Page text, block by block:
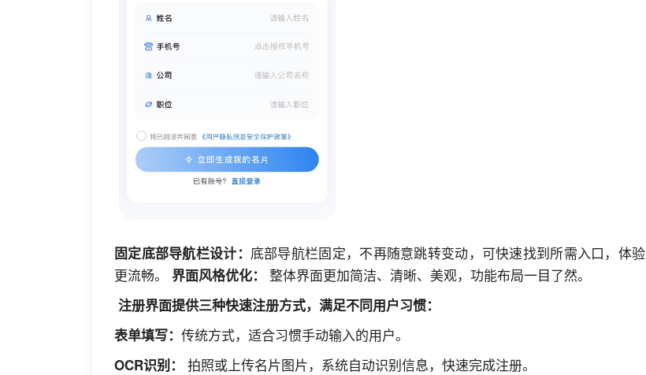
固定底部导航栏设计： 底部导航栏固定，不再随意跳转变动，可快速找到所需入口，体验
更流畅。 界面风格优化： 整体界面更加简洁、清晰、美观，功能布局一目了然。
注册界面提供三种快速注册方式，满足不同用户习惯：
表单填写： 传统方式，适合习惯手动输入的用户。
OCR识别： 拍照或上传名片图片，系统自动识别信息，快速完成注册。